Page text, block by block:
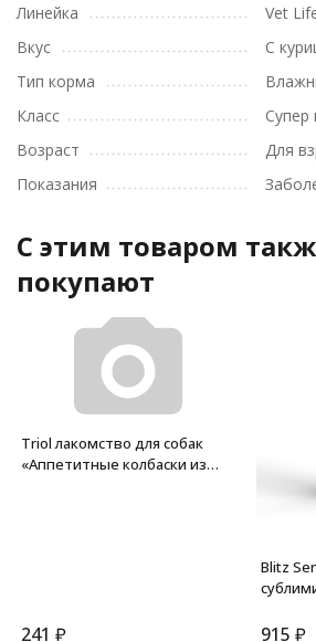
Линейка
Vet
Вкус
С
Тип корма
Класс
Супер
Возраст
Для
Показания
C этим товаром
покупают
Triol лакомство для собак
«Аппетитные колбаски из
241 ₽
Blitz
915 ₽